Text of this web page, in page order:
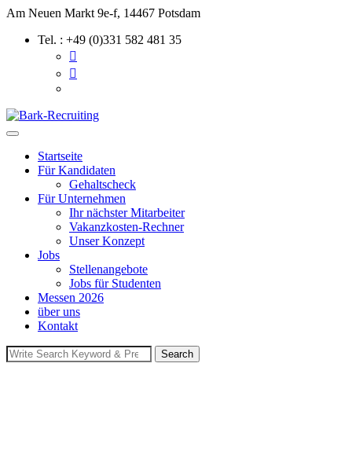
Skip
content
Am Neuen Markt 9e-f, 14467 Potsdam
Tel. : +49 (0)331 582 481 35
Startseite
Für Kandidaten
Gehaltscheck
Für Unternehmen
Ihr nächster Mitarbeiter
Vakanzkosten-Rechner
Unser Konzept
Jobs
Stellenangebote
Jobs für Studenten
Messen 2026
über uns
Kontakt
Search
for:
Search